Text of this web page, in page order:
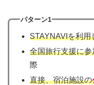
パターン1
STAYNAVIを利
全国旅行支援に
際
直接、宿泊施設の